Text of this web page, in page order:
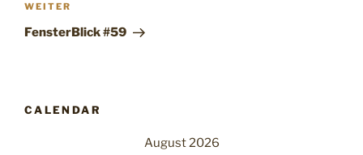
Nächster
Beitrag
WEITER
FensterBlick #59
CALENDAR
August 2026